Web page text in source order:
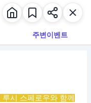
주변이벤트
루시 스페로우와 함께